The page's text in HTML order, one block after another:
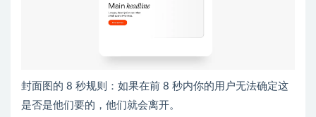
封面图的 8 秒规则：如果在前 8 秒内你的用户无法确定这
是否是他们要的，他们就会离开。